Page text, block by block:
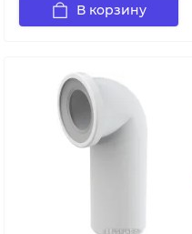
В корзину